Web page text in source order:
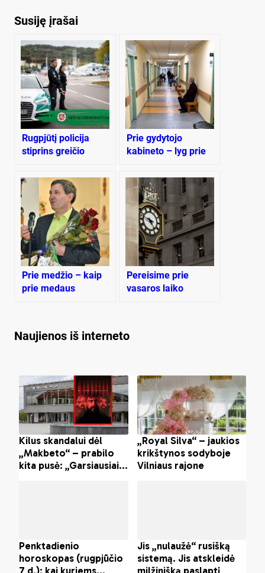
Susiję įrašai
Rugpjūtį policija
stiprins greičio
patikrą
Prie gydytojo
kabineto – lyg prie
Prie medžio – kaip
prie medaus
Pereisime prie
vasaros laiko
Naujienos iš interneto